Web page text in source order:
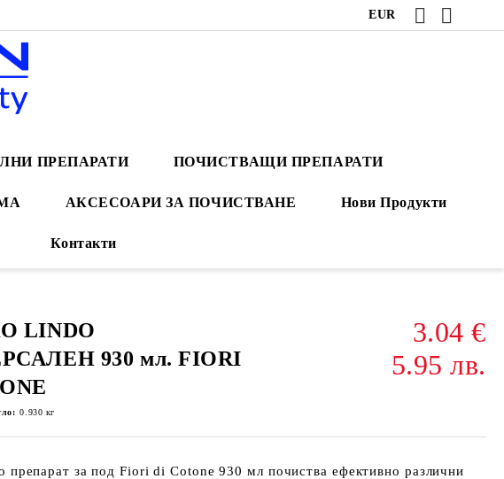
EUR
ПРЕПАРАТИ ПОЧИСТВАЩИ ПРЕПАРАТИ
АКСЕСОАРИ ЗА ПОЧИСТВАНЕ Нови Продукти
Контакти
LINDO
930 мл. FIORI
3.04 €
5.95 лв.
0.930 кг
препарат за под Fiori di Cotone 930 мл почиства ефективно различни